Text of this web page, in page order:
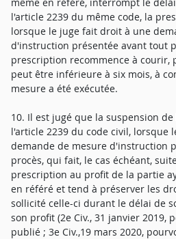
l'article 2239 du même code, la
lorsque le juge fait droit à une
d'instruction présentée avant tout
prescription recommence à courir,
peut être inférieure à six mois, à
mesure a été exécutée.
10. Il est jugé que la suspension
l'article 2239 du code civil, lorsque
demande de mesure d'instruction
procès, qui fait, le cas échéant,
prescription au profit de la partie
en référé et tend à préserver les
sollicité celle-ci durant le délai de
son profit (2e Civ., 31 janvier 2019,
publié ; 3e Civ.,19 mars 2020,